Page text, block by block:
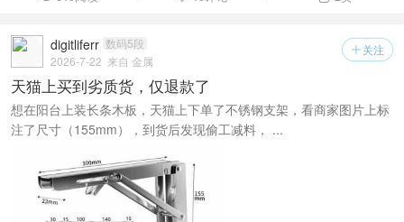
 关注
digitliferr 数码5段
2026-7-22 来自 金属
天猫上买到劣质货，仅退款了
想在阳台上装长条木板，天猫上下单了不锈钢支架，看商家图片上标
注了尺寸（155mm），到货后发现偷工减料， ...